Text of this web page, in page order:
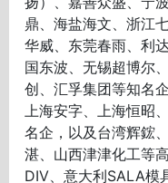
鼎、海盐海文、浙江
华威、东莞春雨、利
国东波、无锡超博尔
创、汇孚集团等知名
上海安字、上海恒昭
名企，以及台湾辉鋐
湛、山西津津化工等
DIV、意大利SALA模